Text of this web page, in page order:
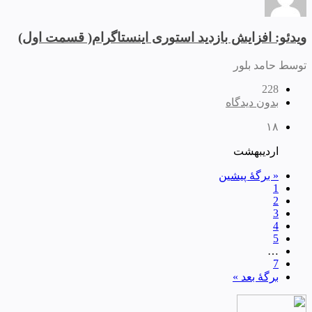
ویدئو: افزایش بازدید استوری اینستاگرام( قسمت اول)
توسط حامد بلور
228
بدون دیدگاه
۱۸
اردیبهشت
« برگه‌ٔ پیشین
1
2
3
4
5
…
7
برگهٔ بعد »